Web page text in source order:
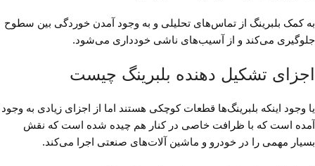
به کمک بلبرینگ از تماس‌های تحلیلی و‌ به وجود آمدن خوردگی بین سطوح
جلوگیری می‌کند و از آسیب‌های ناشی خودداری می‌شود.
اجزای تشکیل دهنده بلبرینگ چیست
یا وجود اینکه بلبرینگ‌ها قطعات کوچکی هستند اما از اجزای زیادی به وجود
آمده است که با ظرافت خاصی در کنار هم چیده شده است که نقش
بسیار مهمی را در خودرو و ماشین‌ آلات‌های صنعتی اجرا می‌کند.